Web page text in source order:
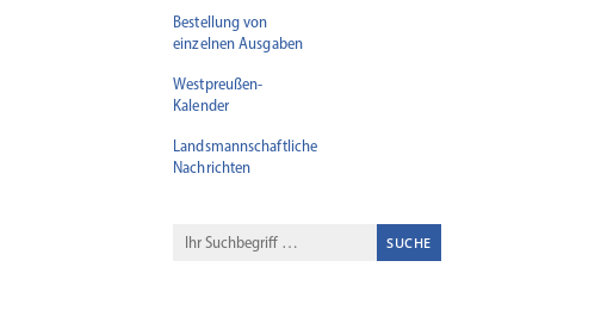
Bestellung von
einzelnen Ausgaben
Westpreußen-
Kalender
Landsmannschaftliche
Nachrichten